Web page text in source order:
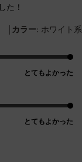
た！
| カラー: ホワイト系
とてもよかった
とてもよかった